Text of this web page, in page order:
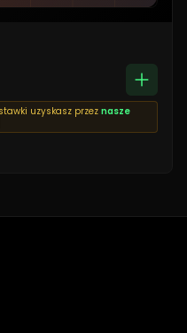
uzyskasz przez nasze